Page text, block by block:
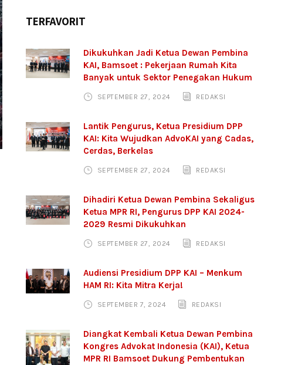
TERFAVORIT
Dikukuhkan Jadi Ketua Dewan Pembina
KAI, Bamsoet : Pekerjaan Rumah Kita
Banyak untuk Sektor Penegakan Hukum
SEPTEMBER 27, 2024 REDAKSI
Lantik Pengurus, Ketua Presidium DPP
KAI: Kita Wujudkan AdvoKAI yang Cadas,
Cerdas, Berkelas
SEPTEMBER 27, 2024 REDAKSI
Dihadiri Ketua Dewan Pembina Sekaligus
Ketua MPR RI, Pengurus DPP KAI 2024-
2029 Resmi Dikukuhkan
SEPTEMBER 27, 2024 REDAKSI
Audiensi Presidium DPP KAI – Menkum
HAM RI: Kita Mitra Kerja!
SEPTEMBER 7, 2024 REDAKSI
Diangkat Kembali Ketua Dewan Pembina
Kongres Advokat Indonesia (KAI), Ketua
MPR RI Bamsoet Dukung Pembentukan